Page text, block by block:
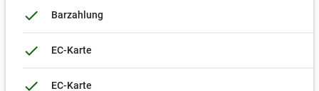
done Barzahlung
done EC-Karte
done EC-Karte